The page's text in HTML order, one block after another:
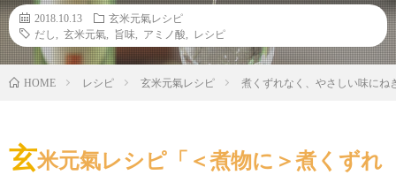
2018.10.13
玄米元氣レシピ
だし
玄米元氣 旨味 アミノ酸 レシピ
HOME レシピ 玄米元氣レシピ 煮くずれなく、やさしい味にね
玄米元氣レシピ「＜煮物に＞煮くずれ